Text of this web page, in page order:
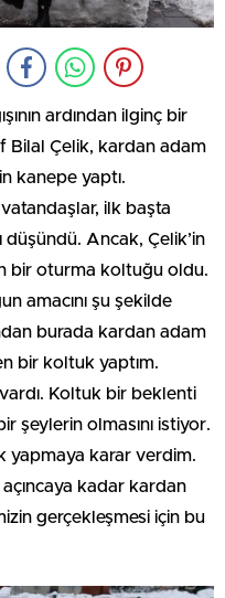
ardından ilginç bir
Bilal Çelik, kardan adam
kanepe yaptı.
vatandaşlar, ilk başta
düşündü. Ancak, Çelik’in
bir oturma koltuğu oldu.
amacını şu şekilde
burada kardan adam
bir koltuk yaptım.
Koltuk bir beklenti
şeylerin olmasını istiyor.
yapmaya karar verdim.
kadar kardan
gerçekleşmesi için bu